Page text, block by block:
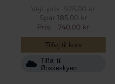
Vejl. pris925,00 kr
Spar 185,00 kr
Pris:
740,00 kr
Tilføj til kurv
Tilføj til
Ønskeskyen